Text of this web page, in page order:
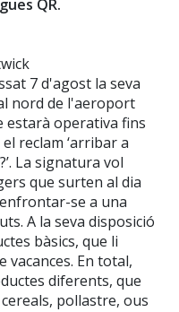
QR.
7 d'agost la seva
nord de l'aeroport
estarà operativa fins
reclam ‘arribar a
La signatura vol
que surten al dia
se a una
A la seva disposició
bàsics, que li
En total,
diferents, que
pollastre, ous